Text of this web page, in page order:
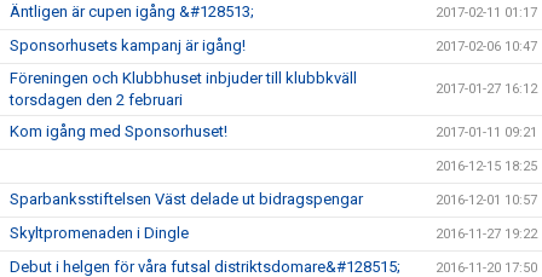
Äntligen är cupen igång &#128513; 2017-02-11 01:17
Sponsorhusets kampanj är igång! 2017-02-06 10:47
Föreningen och Klubbhuset inbjuder till klubbkväll
torsdagen den 2 februari
2017-01-27 16:12
Kom igång med Sponsorhuset! 2017-01-11 09:21
2016-12-15 18:25
Sparbanksstiftelsen Väst delade ut bidragspengar 2016-12-01 10:57
Skyltpromenaden i Dingle 2016-11-27 19:22
Debut i helgen för våra futsal distriktsdomare&#128515; 2016-11-20 17:50